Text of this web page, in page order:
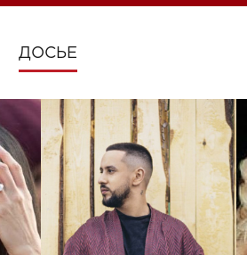
ДОСЬЕ